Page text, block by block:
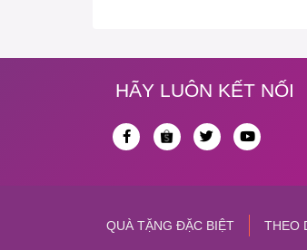
HÃY LUÔN KẾT NỐI
QUÀ TẶNG ĐẶC BIỆT THEO